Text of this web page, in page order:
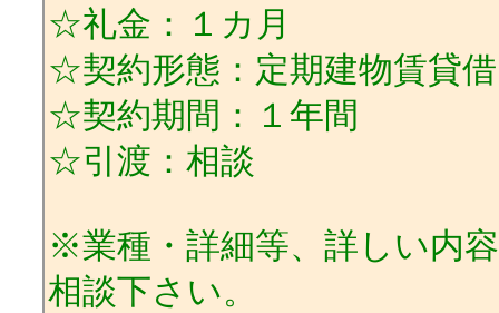
☆礼金：１カ月
☆契約形態：定期建物賃貸借
☆契約期間：１年間
☆引渡：相談
※業種・詳細等、詳しい内
相談下さい。